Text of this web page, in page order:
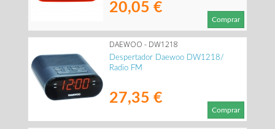
20,05 €
Comprar
DAEWOO - DW1218
Despertador Daewoo DW1218/
Radio FM
27,35 €
Comprar